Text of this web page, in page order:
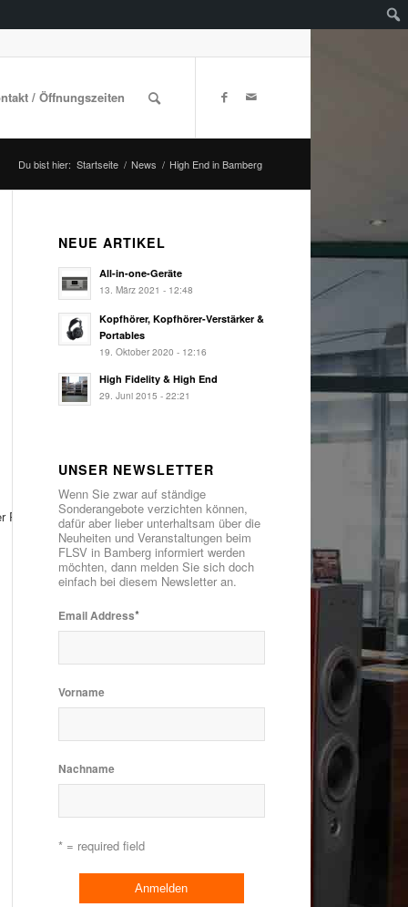
/ Öffnungszeiten
Du bist hier: Startseite / News / High End in Bamberg
Rest ist Usus.
NEUE ARTIKEL
All-in-one-Geräte
13. März 2021 - 12:48
Kopfhörer, Kopfhörer-Verstärker &
Portables
19. Oktober 2020 - 12:16
High Fidelity & High End
29. Juni 2015 - 22:21
UNSER NEWSLETTER
Wenn Sie zwar auf ständige
Sonderangebote verzichten können,
dafür aber lieber unterhaltsam über die
Neuheiten und Veranstaltungen beim
FLSV in Bamberg informiert werden
möchten, dann melden Sie sich doch
einfach bei diesem Newsletter an.
Email Address*
Vorname
Nachname
* = required field